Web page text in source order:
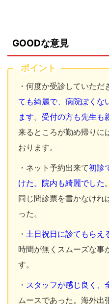
GOODな意見
ポイント
・何度か受診していただ
ても綺麗で、病院ぽくな
ます。 受付の方も先生も
来るところが勤め帰りに
おります。
・ネット予約出来て初診
けた。院内も綺麗でした
同じ問診票を書かなけれ
った。
・ 土日祝日に診てもらえ
時間が無くスムーズな事
す。
・ スタッフが感じ良く、
ムースであった。海外出